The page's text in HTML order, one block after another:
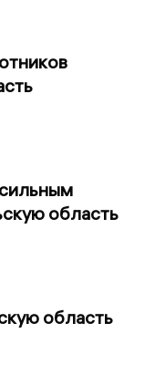
область
область